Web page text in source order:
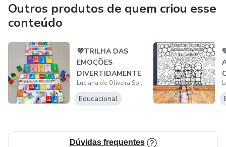
a dia de professores, pais e pessoas que atuem ou gostem
de ensinar!😉
Outros produtos de quem criou esse
conteúdo
💜TRILHA DAS
EMOÇÕES
DIVERTIDAMENTE
Luciana de Oliveira Soares
Educacional
Dúvidas frequentes